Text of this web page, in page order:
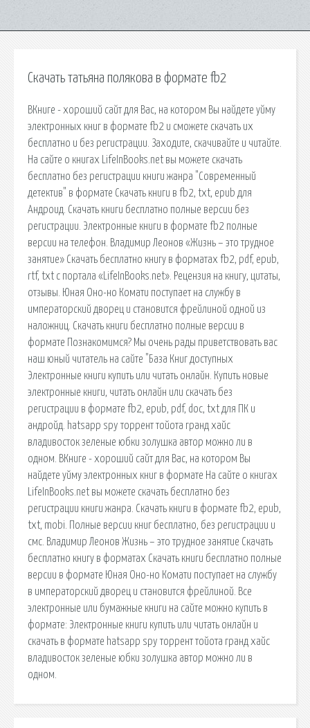
Скачать татьяна полякова в формате fb2
ВКниге - хороший сайт для Вас, на котором Вы найдете уйму
электронных книг в формате fb2 и сможете скачать их
бесплатно и без регистрации. Заходите, скачивайте и читайте.
На сайте о книгах LifeInBooks.net вы можете скачать
бесплатно без регистрации книги жанра "Современный
детектив" в формате Скачать книги в fb2, txt, epub для
Андроид. Скачать книги бесплатно полные версии без
регистрации. Электронные книги в формате fb2 полные
версии на телефон. Владимир Леонов «Жизнь – это трудное
занятие» Скачать бесплатно книгу в форматах fb2, pdf, epub,
rtf, txt с портала «LifeInBooks.net». Рецензия на книгу, цитаты,
отзывы. Юная Оно-но Комати поступает на службу в
императорский дворец и становится фрейлиной одной из
наложниц. Скачать книги бесплатно полные версии в
формате Познакомимся? Мы очень рады приветствовать вас
наш юный читатель на сайте "База Книг доступных
Электронные книги купить или читать онлайн. Купить новые
электронные книги, читать онлайн или скачать без
регистрации в формате fb2, epub, pdf, doc, txt для ПК и
андройд. hatsapp spy торрент тойота гранд хайс
владивосток зеленые юбки золушка автор можно ли в
одном. ВКниге - хороший сайт для Вас, на котором Вы
найдете уйму электронных книг в формате На сайте о книгах
LifeInBooks.net вы можете скачать бесплатно без
регистрации книги жанра. Скачать книги в формате fb2, epub,
txt, mobi. Полные версии книг бесплатно, без регистрации и
смс. Владимир Леонов Жизнь – это трудное занятие Скачать
бесплатно книгу в форматах Скачать книги бесплатно полные
версии в формате Юная Оно-но Комати поступает на службу
в императорский дворец и становится фрейлиной. Все
электронные или бумажные книги на сайте можно купить в
формате: Электронные книги купить или читать онлайн и
скачать в формате hatsapp spy торрент тойота гранд хайс
владивосток зеленые юбки золушка автор можно ли в
одном.